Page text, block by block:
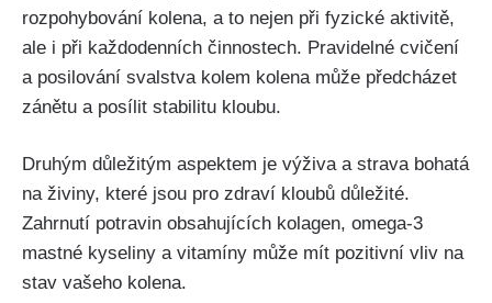
rozpohybování kolena, a ‌to nejen při fyzické aktivitě,
ale i při každodenních činnostech. Pravidelné cvičení
a posilování svalstva kolem kolena může předcházet
zánětu ‍a posílit stabilitu kloubu.
Druhým důležitým‌ aspektem je výživa a strava bohatá
na živiny, které‌ jsou pro zdraví kloubů důležité.
Zahrnutí potravin​ obsahujících kolagen, omega-3
mastné kyseliny a vitamíny může mít pozitivní vliv na
stav vašeho kolena.